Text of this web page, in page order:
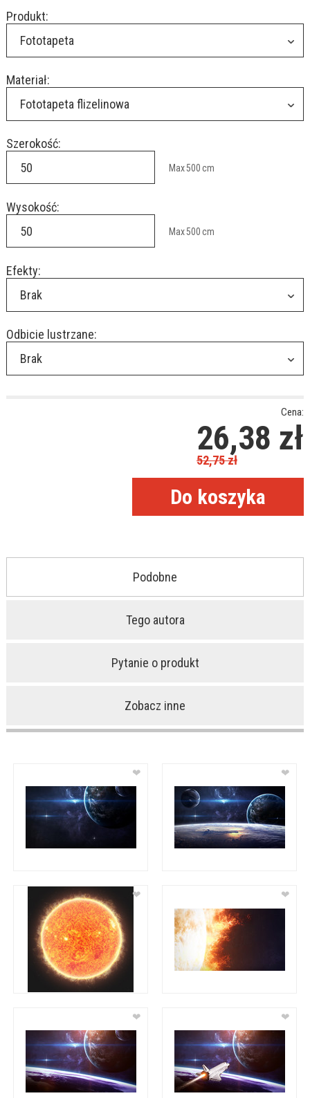
Produkt:
Fototapeta
Materiał:
Fototapeta flizelinowa
Szerokość:
Max500cm
Wysokość:
Max500cm
Efekty:
Brak
Odbicie lustrzane:
Brak
Cena:
26,38 zł
52,75zł
Podobne
Tego autora
Pytanie o produkt
Zobacz inne
❤ ❤
❤ ❤
❤ ❤